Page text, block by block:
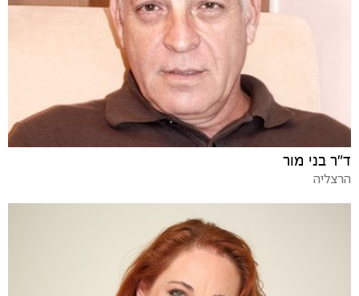
ד"ר בני מור
הרצליה